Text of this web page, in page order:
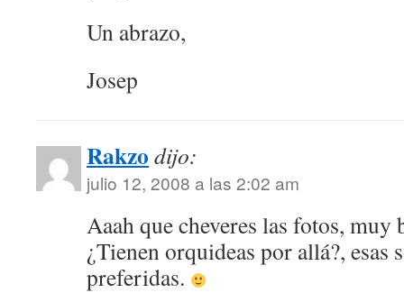
Un abrazo,
Josep
Rakzo dijo:
julio 12, 2008 a las 2:02 am
Aaah que cheveres las fotos, muy
¿Tienen orquideas por allá?, esas
preferidas.